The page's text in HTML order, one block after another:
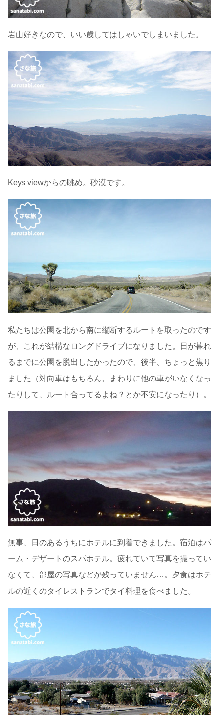
岩山好きなので、いい歳してはしゃいでしまいました。
Keys viewからの眺め。砂漠です。
私たちは公園を北から南に縦断するルートを取ったのです
が、これが結構なロングドライブになりました。日が暮れ
るまでに公園を脱出したかったので、後半、ちょっと焦り
ました（対向車はもちろん。まわりに他の車がいなくなっ
たりして、ルート合ってるよね？とか不安になったり）。
無事、日のあるうちにホテルに到着できました。宿泊はパ
ーム・デザートのスパホテル。疲れていて写真を撮ってい
なくて、部屋の写真などが残っていません…。夕食はホテ
ルの近くのタイレストランでタイ料理を食べました。